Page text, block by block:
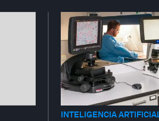
INTELIGENCIA